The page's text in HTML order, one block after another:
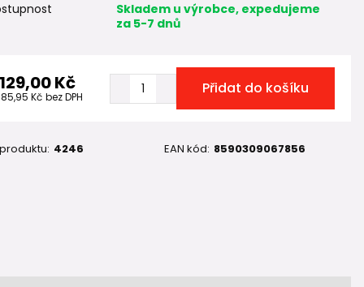
Skladem u výrobce, expedujeme
za 5-7 dnů
Kč
Kč bez DPH Přidat do košíku
4246 EAN kód: 8590309067856